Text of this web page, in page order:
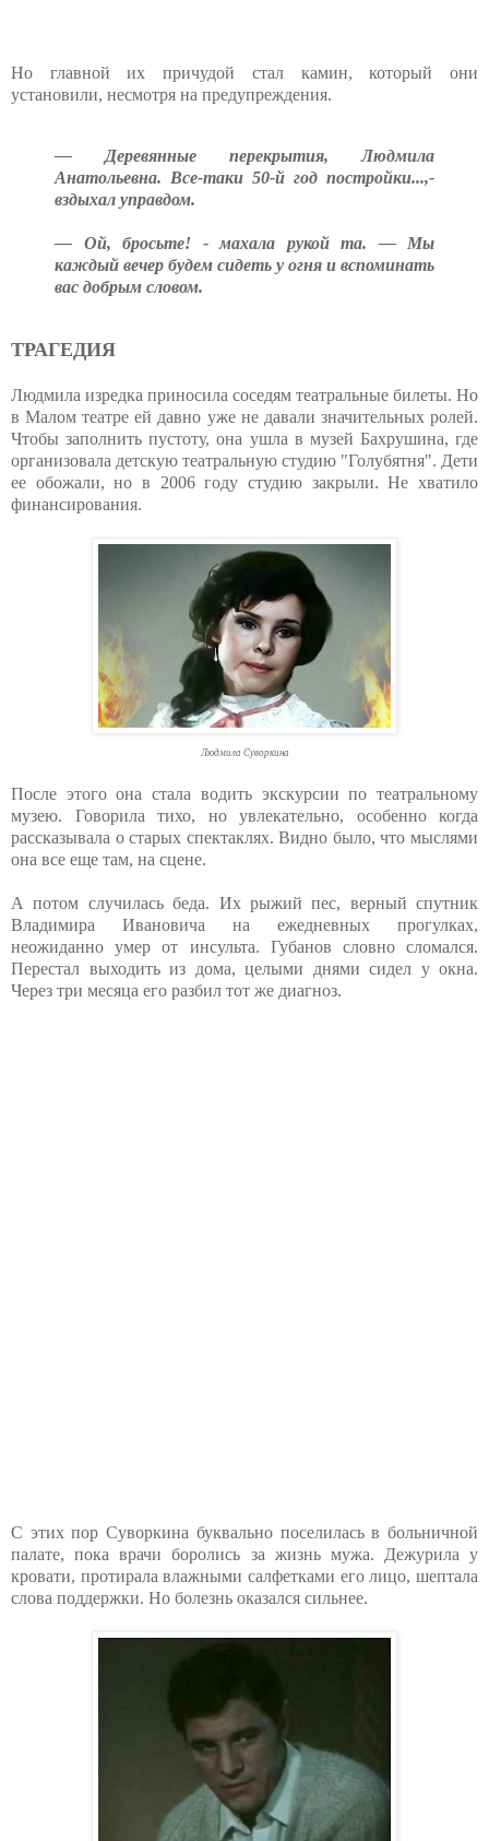
Но главной их причудой стал камин, который они
установили, несмотря на предупреждения.
— Деревянные перекрытия, Людмила
Анатольевна. Все-таки 50-й год постройки...,-
вздыхал управдом.
— Ой, бросьте! - махала рукой та. — Мы
каждый вечер будем сидеть у огня и вспоминать
вас добрым словом.
ТРАГЕДИЯ
Людмила изредка приносила соседям театральные билеты. Но
в Малом театре ей давно уже не давали значительных ролей.
Чтобы заполнить пустоту, она ушла в музей Бахрушина, где
организовала детскую театральную студию "Голубятня". Дети
ее обожали, но в 2006 году студию закрыли. Не хватило
финансирования.
Людмила Суворкина
После этого она стала водить экскурсии по театральному
музею. Говорила тихо, но увлекательно, особенно когда
рассказывала о старых спектаклях. Видно было, что мыслями
она все еще там, на сцене.
А потом случилась беда. Их рыжий пес, верный спутник
Владимира Ивановича на ежедневных прогулках,
неожиданно умер от инсульта. Губанов словно сломался.
Перестал выходить из дома, целыми днями сидел у окна.
Через три месяца его разбил тот же диагноз.
С этих пор Суворкина буквально поселилась в больничной
палате, пока врачи боролись за жизнь мужа. Дежурила у
кровати, протирала влажными салфетками его лицо, шептала
слова поддержки. Но болезнь оказался сильнее.